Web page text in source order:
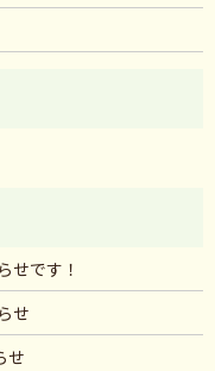
せです！
せ
せ